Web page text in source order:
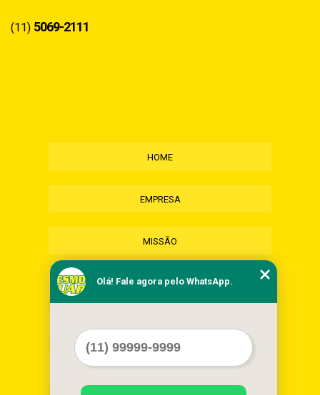
(11) 5069-2111
HOME
EMPRESA
MISSÃO
SERVIÇOS
MAPA DO SITE
Olá! Fale agora pelo WhatsApp.